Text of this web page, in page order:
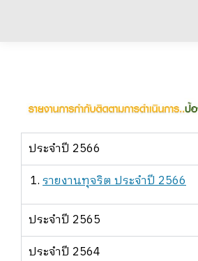
ประจำปี 2566
รายงานทุจริต ประจำปี 2566
ประจำปี 2565
ประจำปี 2564